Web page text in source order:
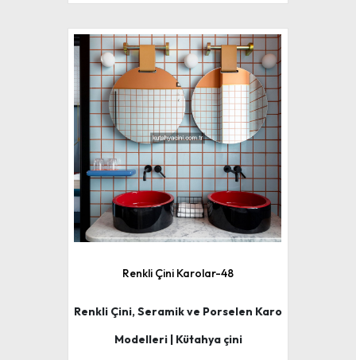
Renkli Çini Karolar-48
Renkli Çini, Seramik ve Porselen Karo
Modelleri | Kütahya çini